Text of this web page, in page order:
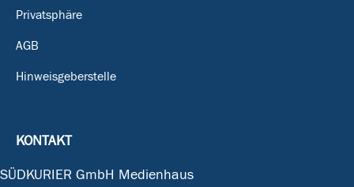
Privatsphäre
AGB
Hinweisgeberstelle
KONTAKT
SÜDKURIER GmbH Medienhaus